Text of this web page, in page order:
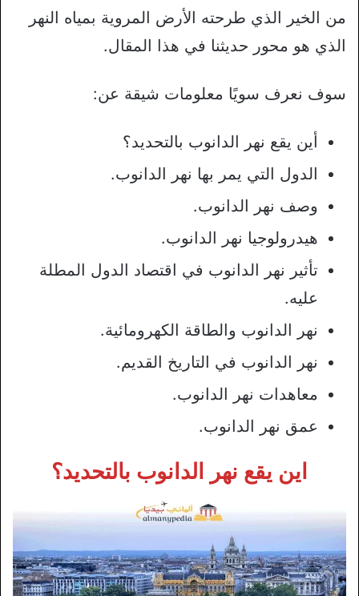
من الخير الذي طرحته الأرض المروية بمياه النهر
الذي هو محور حديثنا في هذا المقال.
سوف نعرف سويًا معلومات شيقة عن:
أين يقع نهر الدانوب بالتحديد؟
الدول التي يمر بها نهر الدانوب.
وصف نهر الدانوب.
هيدرولوجيا نهر الدانوب.
تأثير نهر الدانوب في اقتصاد الدول المطلة
عليه.
نهر الدانوب والطاقة الكهرومائية.
نهر الدانوب في التاريخ القديم.
معاهدات نهر الدانوب.
عمق نهر الدانوب.
اين يقع نهر الدانوب بالتحديد؟